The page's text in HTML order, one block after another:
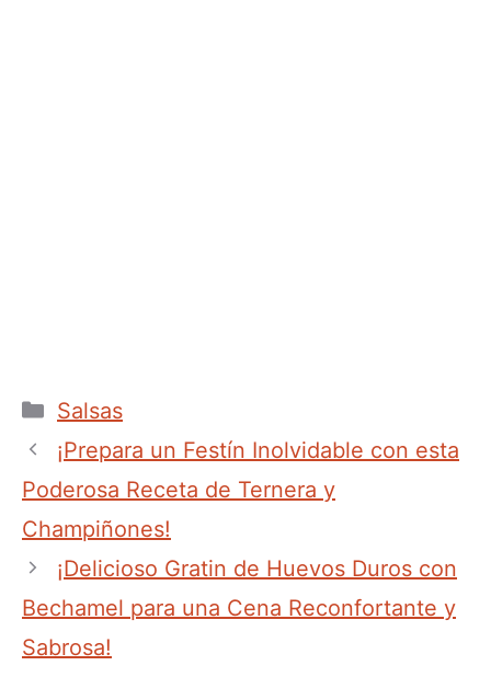
Categorías
Salsas
¡Prepara un Festín Inolvidable con esta
Poderosa Receta de Ternera y
Champiñones!
¡Delicioso Gratin de Huevos Duros con
Bechamel para una Cena Reconfortante y
Sabrosa!